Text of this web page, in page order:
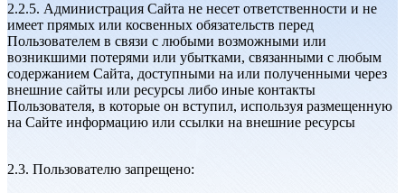
2.2.5. Администрация Сайта не несет ответственности и не
имеет прямых или косвенных обязательств перед
Пользователем в связи с любыми возможными или
возникшими потерями или убытками, связанными с любым
содержанием Сайта, доступными на или полученными через
внешние сайты или ресурсы либо иные контакты
Пользователя, в которые он вступил, используя размещенную
на Сайте информацию или ссылки на внешние ресурсы
2.3. Пользователю запрещено: